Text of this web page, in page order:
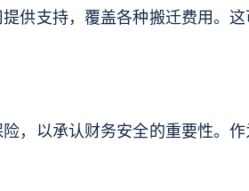
供支持，覆盖各种搬迁费用。
，以承认财务安全的重要性。